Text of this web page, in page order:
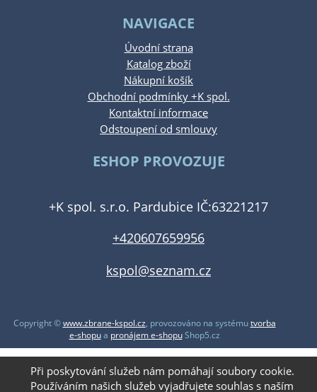
NAVIGACE
Úvodní strana
Katalog zboží
Nákupní košík
Obchodní podmínky +K spol.
Kontaktní informace
Odstoupení od smlouvy
ESHOP PROVOZUJE
+K spol. s.r.o. Pardubice IČ:63221217
+420607659956
kspol@seznam.cz
Copyright ©www.zbrane-kspol.cz, provozováno na systémutvorba
e-shopua pronájem e-shopuShop5.cz
Při poskytování služeb nám pomáhají soubory cookie.
Používáním našich služeb vyjadřujete souhlas s naším